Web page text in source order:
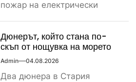
пожар на електрически
Дюнерът, който стана по-
скъп от нощувка на морето
Admin 04.08.2026
Два дюнера в Стария